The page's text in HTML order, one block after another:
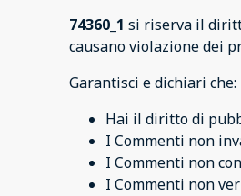
74360_1 si riserva il
causano violazione dei
Garantisci e dichiari che:
Hai il diritto di
I Commenti non
I Commenti non
I Commenti non